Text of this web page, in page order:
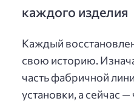
каждого изделия
Каждый
свою историю.
часть фабричной
установки, а сейчас —